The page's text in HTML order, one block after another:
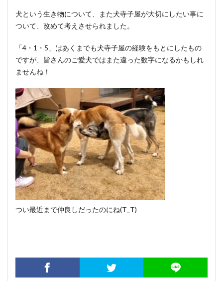
犬という生き物について、また犬寺子屋が大切にしたい事に
ついて、改めて考えさせられました。
「4・1・5」はあくまでも犬寺子屋の経験をもとにしたもの
ですが、皆さんのご愛犬ではまた違った数字になるかもしれ
ませんね！
つい最近まで仲良しだったのにね(T_T)